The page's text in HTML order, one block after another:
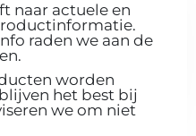
naar actuele en
raden we aan de
worden
het best bij
we om niet